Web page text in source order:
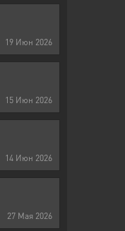
19 Июн 2026
15 Июн 2026
14 Июн 2026
27 Мая 2026